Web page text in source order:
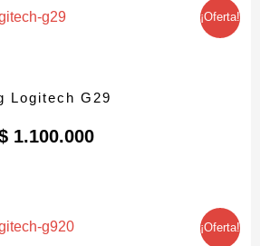
¡Oferta!
Logitech G29
1.200.000.
1.100.000
$ 1.100.000.
¡Oferta!